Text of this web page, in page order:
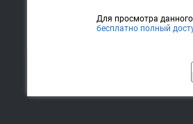
Для просмотра
бесплатно полный